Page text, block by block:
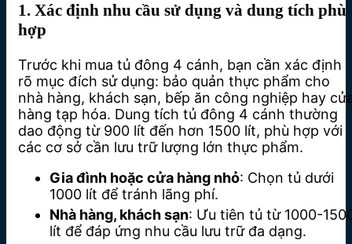
1. Xác định nhu cầu sử dụng và dung tích phù
hợp
Trước khi mua tủ đông 4 cánh, bạn cần xác định
rõ mục đích sử dụng: bảo quản thực phẩm cho
nhà hàng, khách sạn, bếp ăn công nghiệp hay
hàng tạp hóa. Dung tích tủ đông 4 cánh thường
dao động từ 900 lít đến hơn 1500 lít, phù hợp với
các cơ sở cần lưu trữ lượng lớn thực phẩm.
Gia đình hoặc cửa hàng nhỏ: Chọn tủ dưới
1000 lít để tránh lãng phí.
Nhà hàng, khách sạn: Ưu tiên tủ từ 1000-
lít để đáp ứng nhu cầu lưu trữ đa dạng.